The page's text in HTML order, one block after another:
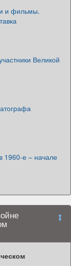
и фильмы.
Великой
1960-е – начале